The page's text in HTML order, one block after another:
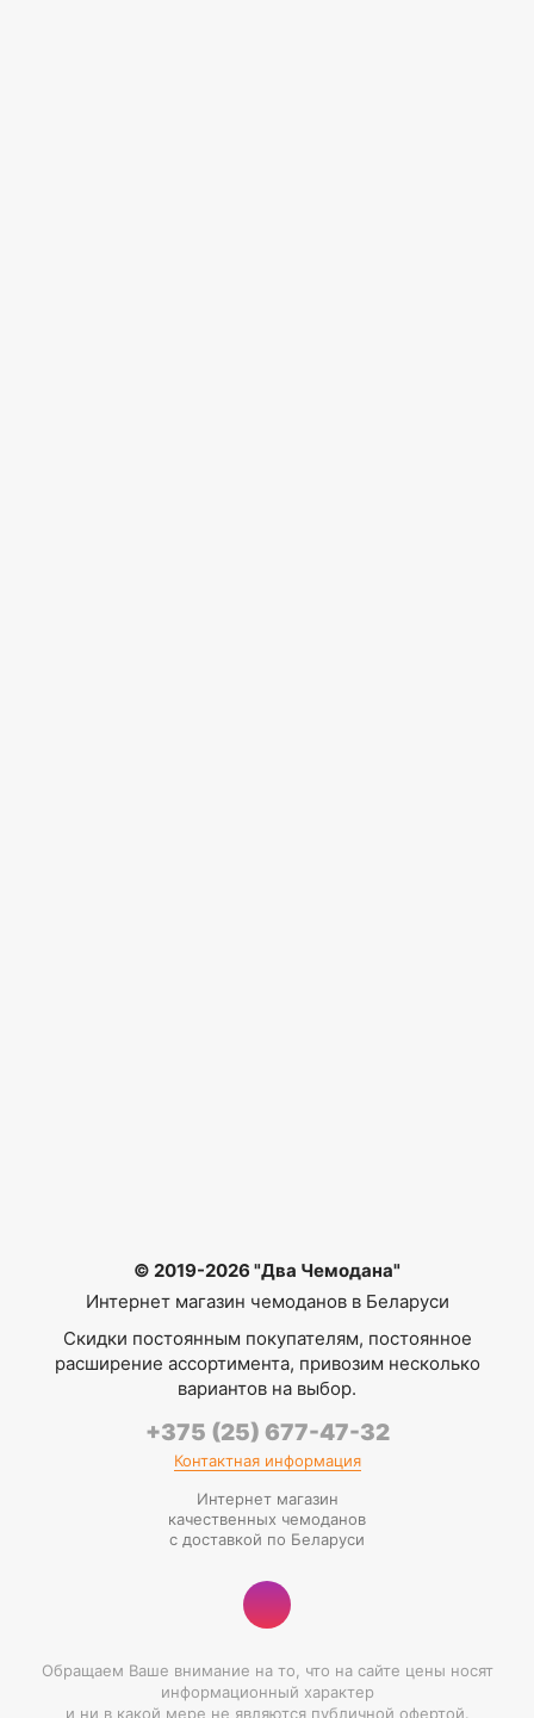
© 2019-2026 "Два Чемодана"
Интернет магазин чемоданов в Беларуси
Скидки постоянным покупателям, постоянное
расширение ассортимента, привозим несколько
вариантов на выбор.
+375 (25) 677-47-32
Контактная информация
Интернет магазин
качественных чемоданов
с доставкой по Беларуси
Обращаем Ваше внимание на то, что на сайте цены носят
информационный характер
и ни в какой мере не являются публичной офертой.